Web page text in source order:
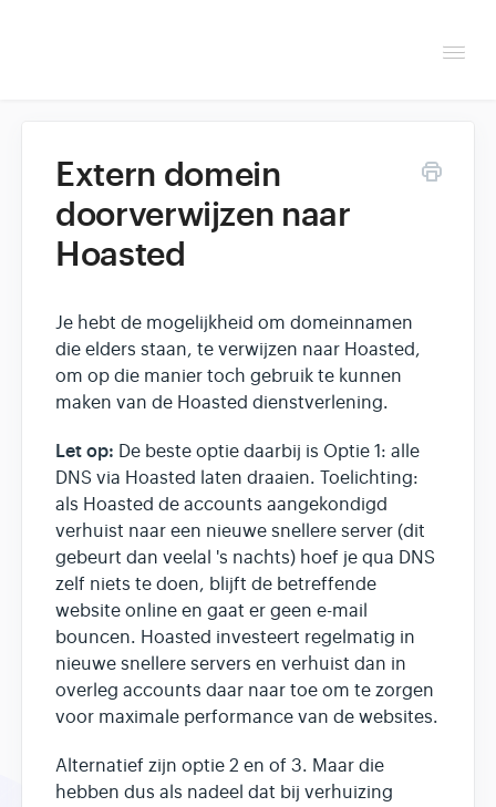
Helpdesk
Optimaliseren & debuggen
Extern domein
doorverwijzen naar
Hoasted
Je hebt de mogelijkheid om domeinnamen
die elders staan, te verwijzen naar Hoasted,
om op die manier toch gebruik te kunnen
maken van de Hoasted dienstverlening.
Let op: De beste optie daarbij is Optie 1: alle
DNS via Hoasted laten draaien. Toelichting:
als Hoasted de accounts aangekondigd
verhuist naar een nieuwe snellere server (dit
gebeurt dan veelal 's nachts) hoef je qua DNS
zelf niets te doen, blijft de betreffende
website online en gaat er geen e-mail
bouncen. Hoasted investeert regelmatig in
nieuwe snellere servers en verhuist dan in
overleg accounts daar naar toe om te zorgen
voor maximale performance van de websites.
Alternatief zijn optie 2 en of 3. Maar die
hebben dus als nadeel dat bij verhuizing